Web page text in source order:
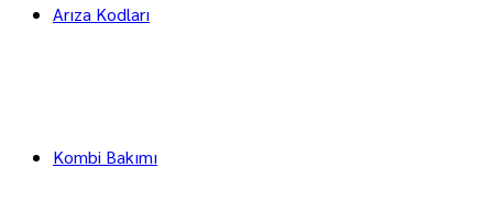
Arıza Kodları
Kombi Bakımı